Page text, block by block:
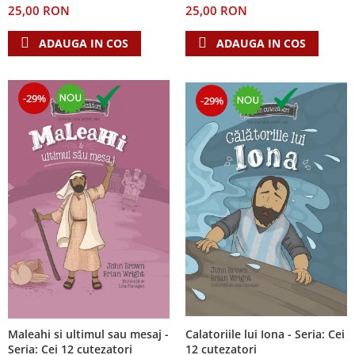
Teologie
A doua venire
Dogmatica
Istoria Bisericii
Misiune
Viata crestina
Contemporaneitate
Devotional
Diverse
Lupta Spirituala
Schimbarea caracterului
Slujire
Suferinta
Viata din belsug
Viata de zi cu zi
25,00 RON
ADAUGA IN COS
25,00 RON
ADAUGA IN COS
-29%
Maleahi si ultimul sau mesaj -
Seria: Cei 12 cutezatori
-29%
Calatoriile lui Iona - Seria: Cei
12 cutezatori